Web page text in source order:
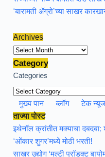
‘बारामती ॲग्रो’च्या साखर
Archives
Archives
Category
Categories
मुख्य पान ब्लॉग टेक
ताज्या पोस्ट
इथेनॉल क्रांतीत मक्याचा
‘ओंकार शुगर’मध्ये मोठी भरती!
साखर उद्योग ‘मल्टी प्रॉडक्ट